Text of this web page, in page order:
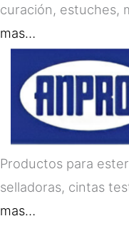
curación, estuches,
mas…
Productos para
selladoras, cintas
mas…